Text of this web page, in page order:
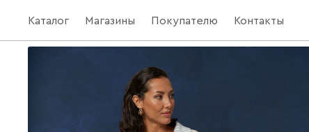
Каталог Магазины Покупателю Контакты